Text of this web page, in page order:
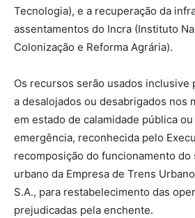
Tecnologia), e a recuperação da
assentamentos do Incra (Instituto
Colonização e Reforma Agrária).
Os recursos serão usados inclusive
a desalojados ou desabrigados nos
em estado de calamidade pública
emergência, reconhecida pelo
recomposição do funcionamento
urbano da Empresa de Trens
S.A., para restabelecimento das
prejudicadas pela enchente.